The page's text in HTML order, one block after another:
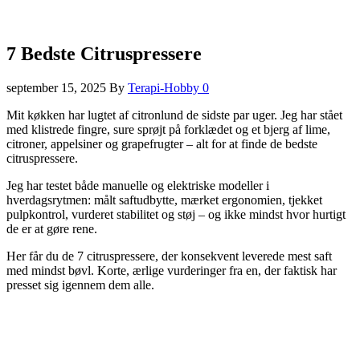
7 Bedste Citruspressere
september 15, 2025 By Terapi-Hobby 0
Mit køkken har lugtet af citronlund de sidste par uger. Jeg har stået
med klistrede fingre, sure sprøjt på forklædet og et bjerg af lime,
citroner, appelsiner og grapefrugter – alt for at finde de bedste
citruspressere.
Jeg har testet både manuelle og elektriske modeller i
hverdagsrytmen: målt saftudbytte, mærket ergonomien, tjekket
pulpkontrol, vurderet stabilitet og støj – og ikke mindst hvor hurtigt
de er at gøre rene.
Her får du de 7 citruspressere, der konsekvent leverede mest saft
med mindst bøvl. Korte, ærlige vurderinger fra en, der faktisk har
presset sig igennem dem alle.